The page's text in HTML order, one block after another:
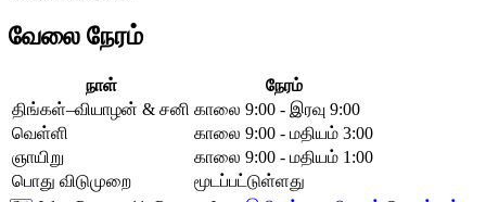
வேலை நேரம்
நாள்
நேரம்
திங்கள்–வியாழன் & சனி காலை 9:00 - இரவு 9:00
வெள்ளி
காலை 9:00 - மதியம் 3:00
ஞாயிறு
காலை 9:00 - மதியம் 1:00
பொது விடுமுறை
மூடப்பட்டுள்ளது